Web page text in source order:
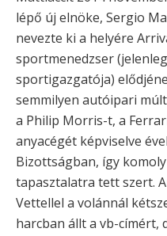
lépő új elnöke, Sergio
nevezte ki a helyére
sportmenedzser
sportigazgatója)
semmilyen autóipari
a Philip Morris-t, a
anyacégét képviselve
Bizottságban, így
tapasztalatra tett szert.
Vettellel a volánnál
harcban állt a vb-címért,